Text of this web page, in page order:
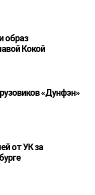
образ
Кокой
«Дунфэн»
от УК за